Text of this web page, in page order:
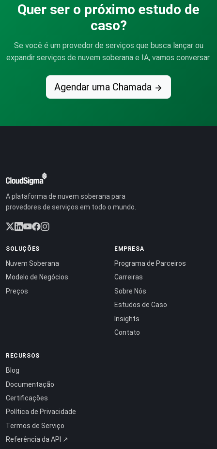
Quer ser o próximo estudo de
caso?
Se você é um provedor de serviços que busca lançar ou
expandir serviços de nuvem soberana e IA, vamos conversar.
Agendar uma Chamada
A plataforma de nuvem soberana para
provedores de serviços em todo o mundo.
SOLUÇÕES
Nuvem Soberana
Modelo de Negócios
Preços
EMPRESA
Programa de Parceiros
Carreiras
Sobre Nós
Estudos de Caso
Insights
Contato
RECURSOS
Blog
Documentação
Certificações
Política de Privacidade
Termos de Serviço
Referência da API ↗